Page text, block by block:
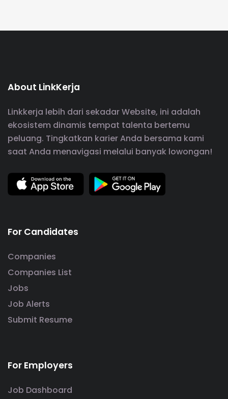
About LinkKerja
Linkkerja lebih dari sekadar Website, ini adalah
ekosistem dinamis tempat talenta bertemu
peluang. Tingkatkan karier Anda bersama kami
saat Anda menavigasi melalui banyak lowongan!
For Candidates
Companies
Companies List
Jobs
Job Alerts
Submit Resume
For Employers
Job Dashboard